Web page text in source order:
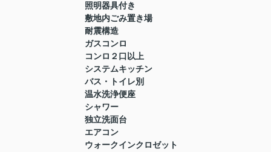
照明器具付き
敷地内ごみ置き場
耐震構造
ガスコンロ
コンロ２口以上
システムキッチン
バス・トイレ別
温水洗浄便座
シャワー
独立洗面台
エアコン
ウォークインクロゼット